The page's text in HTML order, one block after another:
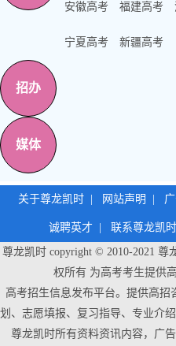
安徽高考 福建高考
宁夏高考 新疆高考
招办
媒体
关于尊龙凯时 网站声明
诚聘英才 联系尊龙凯时
尊龙凯时 copyright © 2010-2021 尊
权所有 为高考考生提供
高考招生信息发布平台。提供高
划、志愿填报、复习指导、专业介
尊龙凯时所有资料资讯内容，广